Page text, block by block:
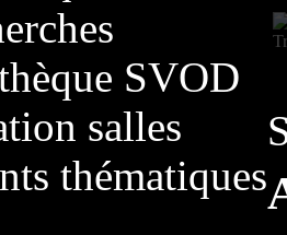
SVOD
salles
thématiques